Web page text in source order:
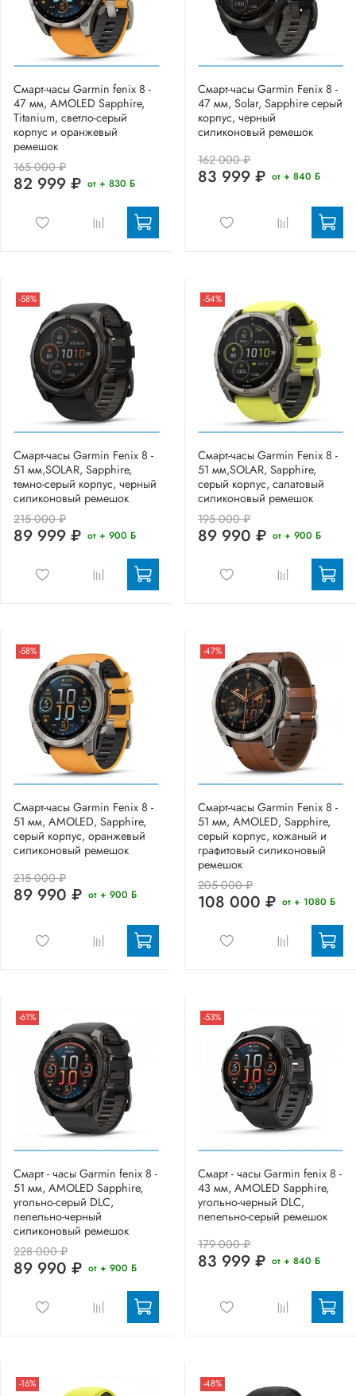
Смарт-часы Garmin fenix 8 -
47 мм, AMOLED Sapphire,
Titanium, светло-серый
корпус и оранжевый
ремешок
165 000 ₽
82 999 ₽ от + 830 Б
Смарт-часы Garmin Fenix 8 -
47 мм, Solar, Sapphire серый
корпус, черный
силиконовый ремешок
162 000 ₽
83 999 ₽ от + 840 Б
-58%
Смарт-часы Garmin Fenix 8 -
51 мм,SOLAR, Sapphire,
темно-серый корпус, черный
силиконовый ремешок
215 000 ₽
89 999 ₽ от + 900 Б
-54%
Смарт-часы Garmin Fenix 8 -
51 мм,SOLAR, Sapphire,
серый корпус, салатовый
силиконовый ремешок
195 000 ₽
89 990 ₽ от + 900 Б
-58%
Смарт-часы Garmin Fenix 8 -
51 мм, AMOLED, Sapphire,
серый корпус, оранжевый
силиконовый ремешок
215 000 ₽
89 990 ₽ от + 900 Б
-47%
Смарт-часы Garmin Fenix 8 -
51 мм, AMOLED, Sapphire,
серый корпус, кожаный и
графитовый силиконовый
ремешок
205 000 ₽
108 000 ₽ от + 1080 Б
-61%
Смарт - часы Garmin fenix 8 -
51 мм, AMOLED Sapphire,
угольно-серый DLC,
пепельно-черный
силиконовый ремешок
228 000 ₽
89 990 ₽ от + 900 Б
-53%
Смарт - часы Garmin fenix 8 -
43 мм, AMOLED Sapphire,
угольно-черный DLC,
пепельно-серый ремешок
179 000 ₽
83 999 ₽ от + 840 Б
-16% -48%